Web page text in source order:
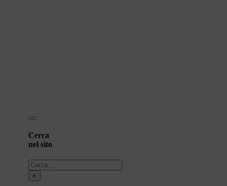
Cerca
nel sito
Cerca
×